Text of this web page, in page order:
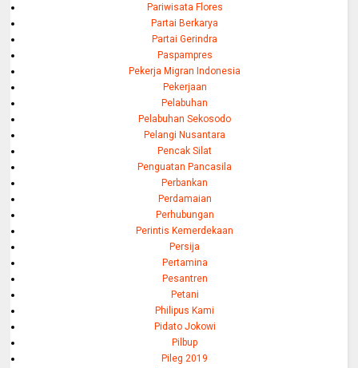
Pariwisata Flores
Partai Berkarya
Partai Gerindra
Paspampres
Pekerja Migran Indonesia
Pekerjaan
Pelabuhan
Pelabuhan Sekosodo
Pelangi Nusantara
Pencak Silat
Penguatan Pancasila
Perbankan
Perdamaian
Perhubungan
Perintis Kemerdekaan
Persija
Pertamina
Pesantren
Petani
Philipus Kami
Pidato Jokowi
Pilbup
Pileg 2019